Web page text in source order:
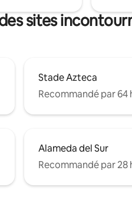
sites
Stade Azteca
Recommandé par
Alameda del Sur
Recommandé par